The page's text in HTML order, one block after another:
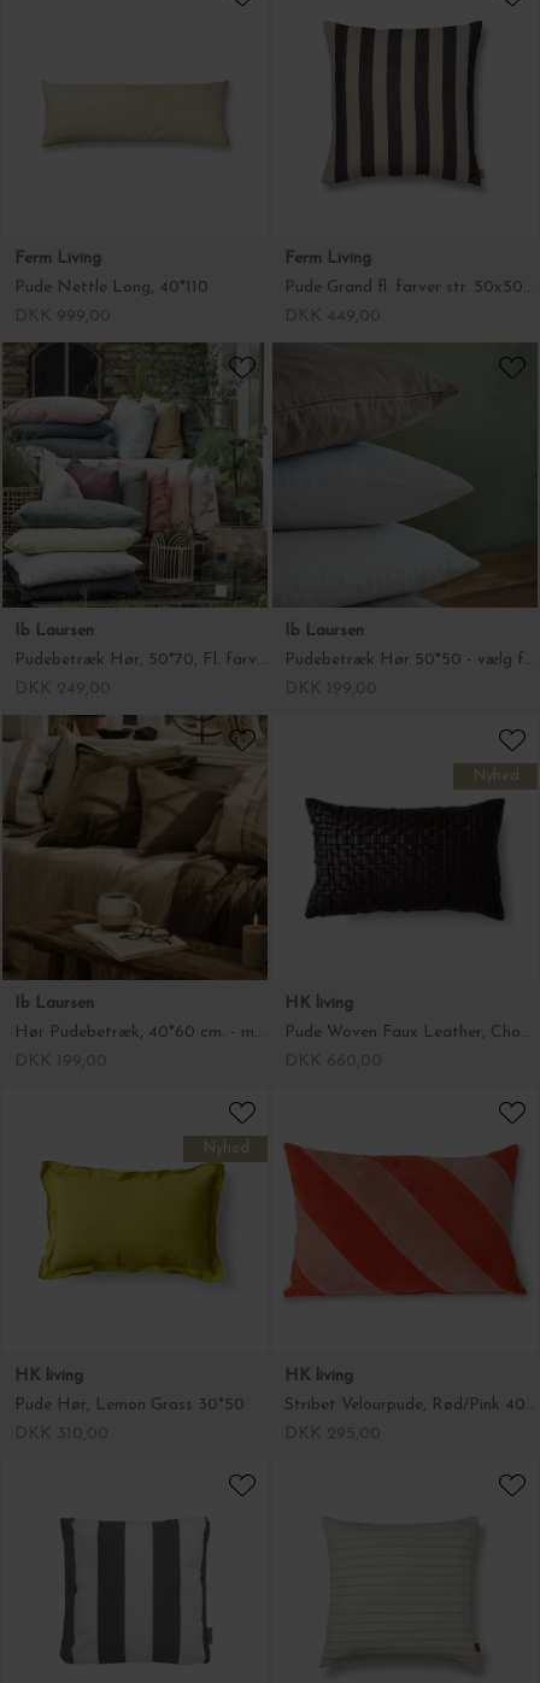
Ferm Living
Pude Nettle Long, 40*110
Ferm Living
Pude Grand fl. farver str. 50x50 cm.
Ib Laursen
Pudebetræk Hør, 50*70, Fl. farver
Ib Laursen
Pudebetræk Hør 50*50 - vælg farve
Ib Laursen
Hør Pudebetræk, 40*60 cm. - masser af farver..
Nyhed
HK living
Pude Woven Faux Leather, Chocolate Brown 30*50
Nyhed
HK living
Pude Hør, Lemon Grass 30*50
HK living
Stribet Velourpude, Rød/Pink 40*60